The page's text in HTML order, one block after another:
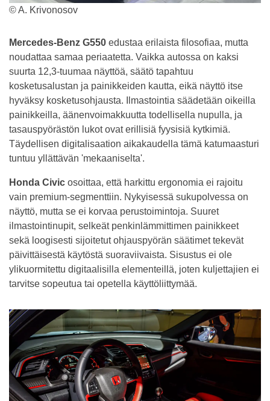
© A. Krivonosov
Mercedes-Benz G550 edustaa erilaista filosofiaa, mutta
noudattaa samaa periaatetta. Vaikka autossa on kaksi
suurta 12,3-tuumaa näyttöä, säätö tapahtuu
kosketusalustan ja painikkeiden kautta, eikä näyttö itse
hyväksy kosketusohjausta. Ilmastointia säädetään oikeilla
painikkeilla, äänenvoimakkuutta todellisella nupulla, ja
tasauspyörästön lukot ovat erillisiä fyysisiä kytkimiä.
Täydellisen digitalisaation aikakaudella tämä katumaasturi
tuntuu yllättävän 'mekaaniselta'.
Honda Civic osoittaa, että harkittu ergonomia ei rajoitu
vain premium-segmenttiin. Nykyisessä sukupolvessa on
näyttö, mutta se ei korvaa perustoimintoja. Suuret
ilmastointinupit, selkeät penkinlämmittimen painikkeet
sekä loogisesti sijoitetut ohjauspyörän säätimet tekevät
päivittäisestä käytöstä suoraviivaista. Sisustus ei ole
ylikuormitettu digitaalisilla elementeillä, joten kuljettajien ei
tarvitse sopeutua tai opetella käyttöliittymää.